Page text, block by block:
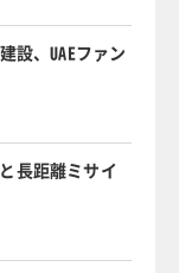
設、UAEファン
長距離ミサイ